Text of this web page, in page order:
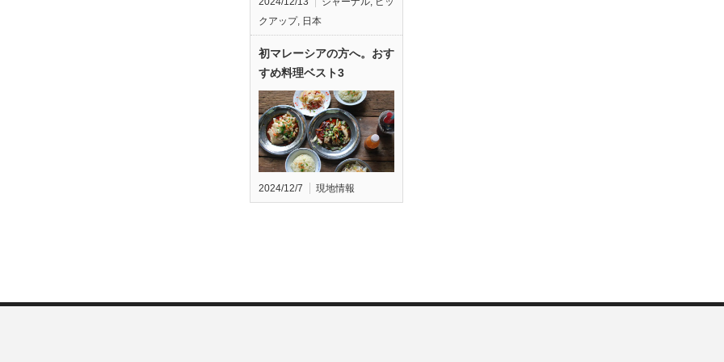
クアップ, 日本
初マレーシアの方へ。おす
すめ料理ベスト3
2024/12/7 現地情報